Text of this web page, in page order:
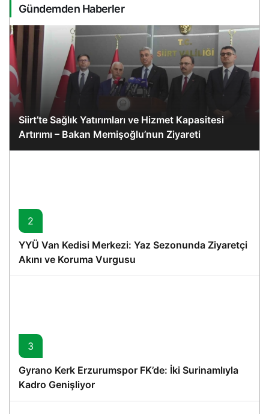
Gündemden Haberler
Siirt’te Sağlık Yatırımları ve Hizmet Kapasitesi
Artırımı – Bakan Memişoğlu’nun Ziyareti
2
YYÜ Van Kedisi Merkezi: Yaz Sezonunda Ziyaretçi
Akını ve Koruma Vurgusu
3
Gyrano Kerk Erzurumspor FK’de: İki Surinamlıyla
Kadro Genişliyor